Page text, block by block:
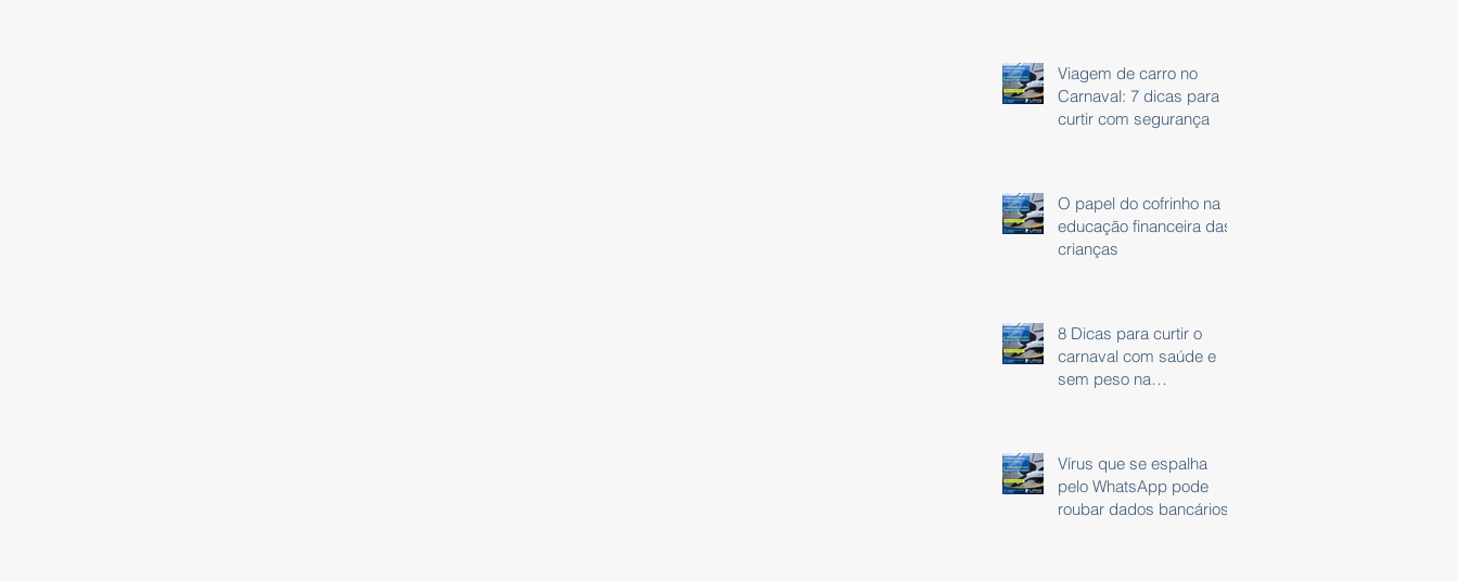
Viagem de carro no
Carnaval: 7 dicas para
curtir com segurança
O papel do cofrinho na
educação financeira das
crianças
8 Dicas para curtir o
carnaval com saúde e
sem peso na
Vírus que se espalha
pelo WhatsApp pode
roubar dados bancários